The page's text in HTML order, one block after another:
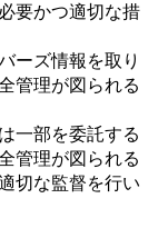
要かつ適切な措
ーズ情報を取り
管理が図られる
一部を委託する
管理が図られる
切な監督を行い